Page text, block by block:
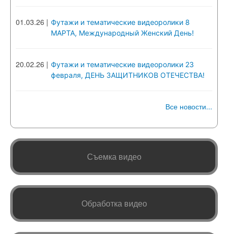
01.03.26 | Футажи и тематические видеоролики 8
МАРТА, Международный Женский День!
20.02.26 | Футажи и тематические видеоролики 23
февраля, ДЕНЬ ЗАЩИТНИКОВ ОТЕЧЕСТВА!
Все новости...
Съемка видео
Обработка видео